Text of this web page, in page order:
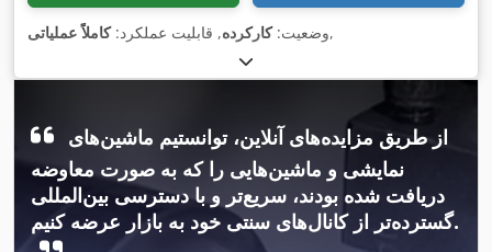
وضعیت:کارکرده, قابلیت عملکرد:کاملاً عملیاتی ,
نمایشی و ماشین‌هایی را که به صورت معاوضه
دریافت شده بودند، سریع‌تر و با دسترسی بین‌المللی
گسترده‌تر از کانال‌های سنتی خود به بازار عرضه کنیم.